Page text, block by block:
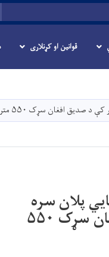
قوانین او کړنلاری
کال د پراختیایي پلان سره
سم، د پروژې په ساحه او د مزار شریف ښار کې د صدیق افغان سړک ۵۵۰